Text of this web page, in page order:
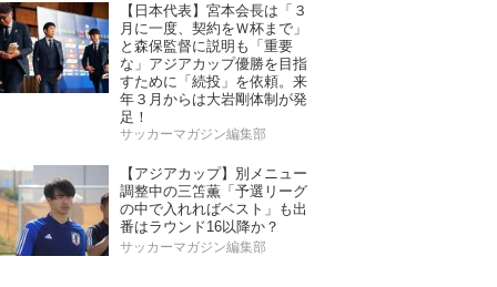
【日本代表】宮本会長は「３
月に一度、契約をＷ杯まで」
と森保監督に説明も「重要
な」アジアカップ優勝を目指
すために「続投」を依頼。来
年３月からは大岩剛体制が発
足！
サッカーマガジン編集部
【アジアカップ】別メニュー
調整中の三笘薫「予選リーグ
の中で入れればベスト」も出
番はラウンド16以降か？
サッカーマガジン編集部